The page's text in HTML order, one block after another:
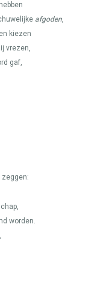
afgoden,
kiezen
vrezen,
gaf,
zeggen:
worden.